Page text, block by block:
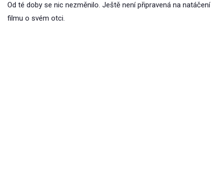
Od té doby se nic nezměnilo. Ještě není připravená na natáčení
filmu o svém otci.